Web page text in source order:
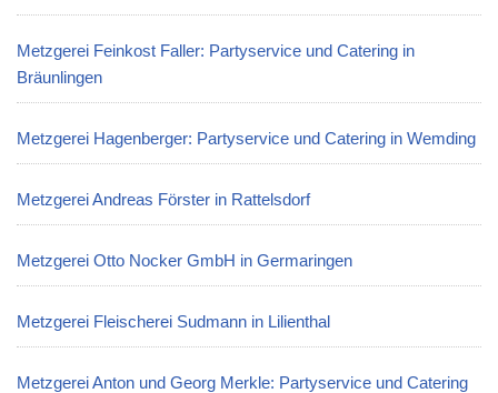
Metzgerei Feinkost Faller: Partyservice und Catering in
Bräunlingen
Metzgerei Hagenberger: Partyservice und Catering in Wemding
Metzgerei Andreas Förster in Rattelsdorf
Metzgerei Otto Nocker GmbH in Germaringen
Metzgerei Fleischerei Sudmann in Lilienthal
Metzgerei Anton und Georg Merkle: Partyservice und Catering